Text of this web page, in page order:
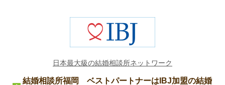
日本最大級の結婚相談所ネットワーク
結婚相談所福岡 ベストパートナーはIBJ加盟の結婚